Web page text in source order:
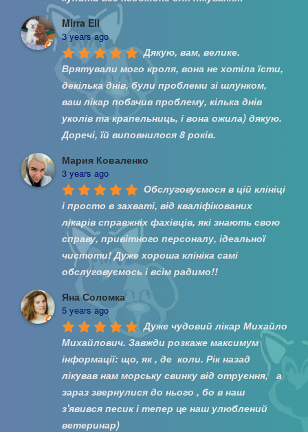
Mirra Ell
3 years ago
Дякую, вам, велике.
Врятували мого кроля, вона не хотіла їсти,
декілька днів, були проблеми зі шлунком,
ваш лікар побачив проблему, кілька днів
уколів та крапельниць, і вона ожила) дякую.
Доречі, їй виповнилося 8 років.
Мария Коваленко
3 years ago
Обслуговуємося в цій клініці
і просто в захваті, від кваліфікованих
лікарів справжніх фахівців, які знають свою
справу, привітного персоналу, ідеальної
чистоти! Дуже хороша клініка самі
обслуговуємось і всім радимо!!
Яна Соломка
5 years ago
Дуже чудовий лікар Михайло
Михайлович. Завжди розкаже максимум
інформації: що, як , де  коли. Рік назад
лікував нам морську свинку від отруєння,   а
зараз звернулися до нього , бо в наш
з'явився песик і тепер це наш улюблений
ветеринар)